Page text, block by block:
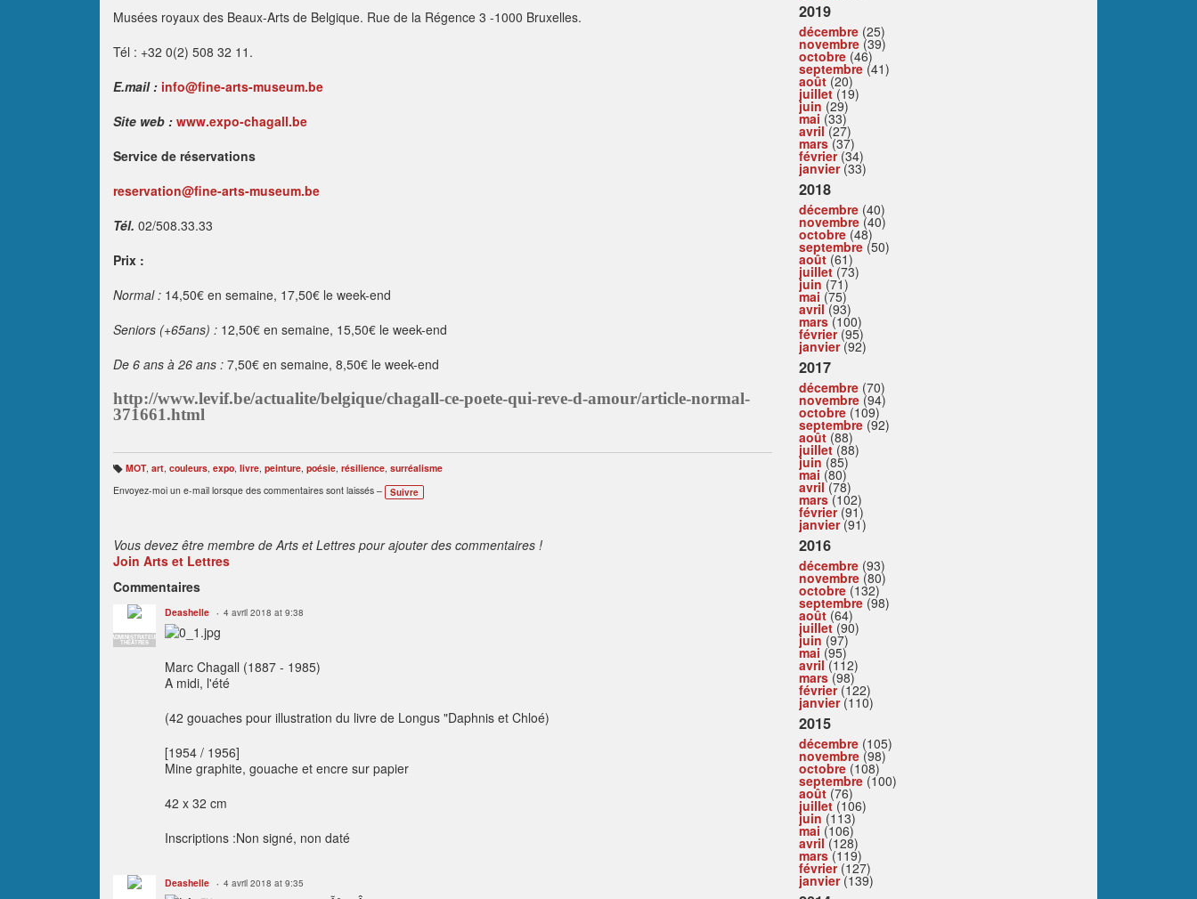
Musées royaux des Beaux-Arts de Belgique. Rue de la Régence 3 -1000 Bruxelles.
Tél : +32 0(2) 508 32 11.
E.mail : info@fine-arts-museum.be
Site web : www.expo-chagall.be
Service de réservations
reservation@fine-arts-museum.be
Tél. 02/508.33.33
Prix :
Normal : 14,50€ en semaine, 17,50€ le week-end
Seniors (+65ans) : 12,50€ en semaine, 15,50€ le week-end
De 6 ans à 26 ans : 7,50€ en semaine, 8,50€ le week-end
http://www.levif.be/actualite/belgique/chagall-ce-poete-qui-reve-d-amour/article-normal-
371661.html
B
ali
s
MOT, art, couleurs, expo, livre, peinture, poésie, résilience, surréalisme
Envoyez-moi un e-mail lorsque des commentaires sont laissés –
Suivre
Vous devez être membre de Arts et Lettres pour ajouter des commentaires !
Join Arts et Lettres
Commentaires
ADMINISTRATEUR
THÉÂTRES
Deashelle 4 avril 2018 at 9:38
Marc Chagall (1887 - 1985)
A midi, l'été
(42 gouaches pour illustration du livre de Longus "Daphnis et Chloé)
[1954 / 1956]
Mine graphite, gouache et encre sur papier
42 x 32 cm
Inscriptions :Non signé, non daté
Deashelle 4 avril 2018 at 9:35
2019
décembre (25)
novembre (39)
octobre (46)
septembre (41)
août (20)
juillet(19)
juin (29)
mai (33)
avril(27)
mars(37)
février(34)
janvier(33)
2018
décembre (40)
novembre (40)
octobre (48)
septembre (50)
août (61)
juillet(73)
juin (71)
mai (75)
avril(93)
mars(100)
février(95)
janvier(92)
2017
décembre (70)
novembre (94)
octobre (109)
septembre (92)
août (88)
juillet(88)
juin (85)
mai (80)
avril(78)
mars(102)
février(91)
janvier(91)
2016
décembre (93)
novembre (80)
octobre (132)
septembre (98)
août (64)
juillet(90)
juin (97)
mai (95)
avril(112)
mars(98)
février(122)
janvier(110)
2015
décembre (105)
novembre (98)
octobre (108)
septembre (100)
août (76)
juillet(106)
juin (113)
mai (106)
avril(128)
mars(119)
février(127)
janvier(139)